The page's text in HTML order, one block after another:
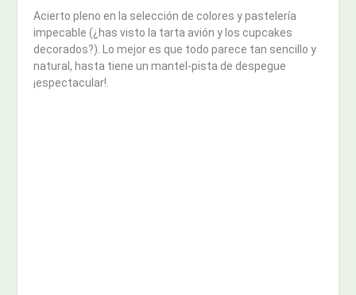
Acierto pleno en la selección de colores y pastelería
impecable (¿has visto la tarta avión y los cupcakes
decorados?). Lo mejor es que todo parece tan sencillo y
natural, hasta tiene un mantel-pista de despegue
¡espectacular!.